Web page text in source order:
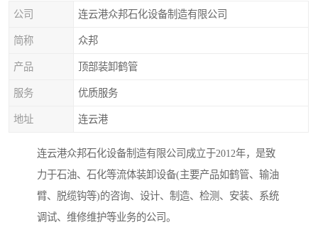
公司 连云港众邦石化设备制造有限公司
简称 众邦
产品 顶部装卸鹤管
服务 优质服务
地址 连云港
连云港众邦石化设备制造有限公司成立于2012年，是致
力于石油、石化等流体装卸设备(主要产品如鹤管、输油
臂、脱缆钩等)的咨询、设计、制造、检测、安装、系统
调试、维修维护等业务的公司。